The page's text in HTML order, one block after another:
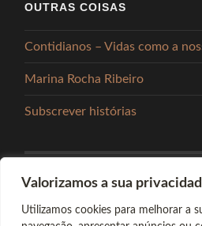
Valorizamos a sua
Utilizamos cookies para melhorar a
OUTRAS COISAS
Contidianos – Vidas como a
Marina Rocha Ribeiro
Subscrever histórias